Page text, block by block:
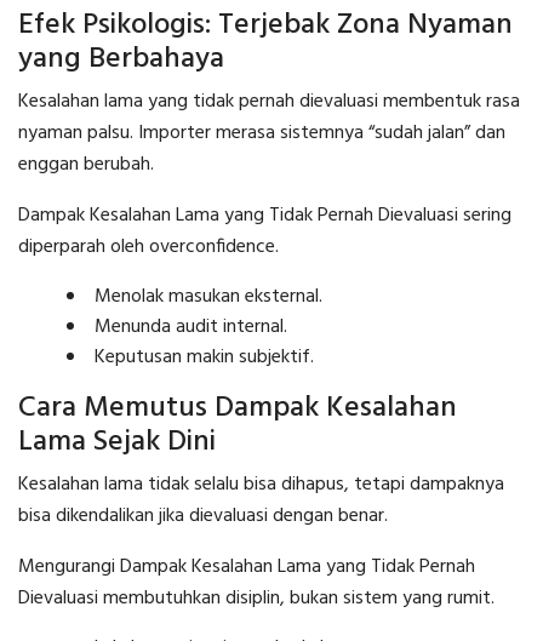
Efek Psikologis: Terjebak Zona Nyaman
yang Berbahaya
Kesalahan lama yang tidak pernah dievaluasi membentuk rasa
nyaman palsu. Importer merasa sistemnya “sudah jalan” dan
enggan berubah.
Dampak Kesalahan Lama yang Tidak Pernah Dievaluasi sering
diperparah oleh overconfidence.
Menolak masukan eksternal.
Menunda audit internal.
Keputusan makin subjektif.
Cara Memutus Dampak Kesalahan
Lama Sejak Dini
Kesalahan lama tidak selalu bisa dihapus, tetapi dampaknya
bisa dikendalikan jika dievaluasi dengan benar.
Mengurangi Dampak Kesalahan Lama yang Tidak Pernah
Dievaluasi membutuhkan disiplin, bukan sistem yang rumit.